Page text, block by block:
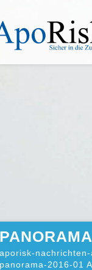
aporisk-
panorama-2016-01